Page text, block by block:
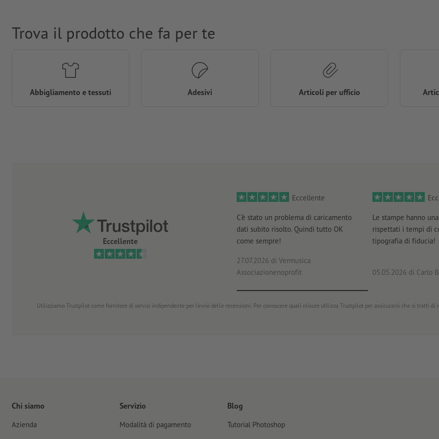
Eccellente
Eccellente
C'è stato un problema di caricamento
dati subito risolto. Quindi tutto OK
come sempre!
27.07.2026 di Vermusica
Associazionenoprofit
Le stampe hanno
rispettati i tempi di
tipografia di fiducia!
05.05.2026 di Carlo
Utilizziamo Trustpilot come fornitore di servizi indipendente per linvio delle recensioni. Per conoscere quali misure utilizza Trustpilot per assicurarsi che si tratti di
Trova il prodotto che fa per te
Abbigliamento e tessuti Adesivi Articoli per ufficio
Chi siamo
Azienda
Servizio
Modalità di pagamento
Blog
Tutorial Photoshop